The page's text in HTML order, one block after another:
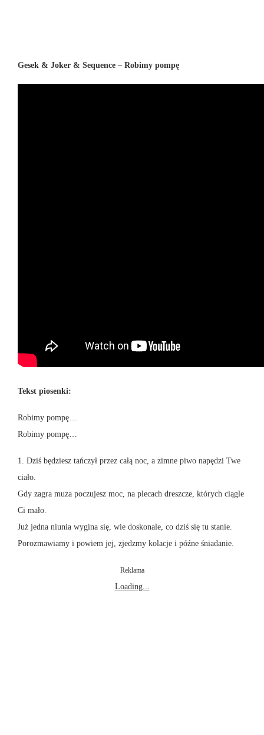
Gesek & Joker & Sequence – Robimy pompę
Tekst piosenki:
Robimy pompę…
Robimy pompę…
1. Dziś będziesz tańczył przez całą noc, a zimne piwo napędzi Twe
ciało.
Gdy zagra muza poczujesz moc, na plecach dreszcze, których ciągle
Ci mało.
Już jedna niunia wygina się, wie doskonale, co dziś się tu stanie.
Porozmawiamy i powiem jej, zjedzmy kolacje i późne śniadanie.
Reklama
Loading...